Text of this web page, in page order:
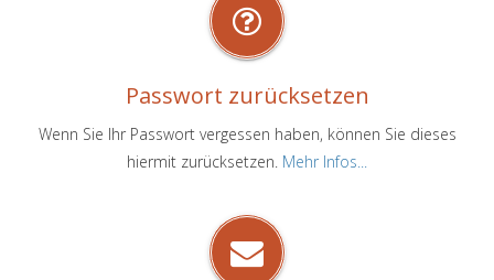
Passwort zurücksetzen
Wenn Sie Ihr Passwort vergessen haben, können Sie dieses
hiermit zurücksetzen. Mehr Infos...